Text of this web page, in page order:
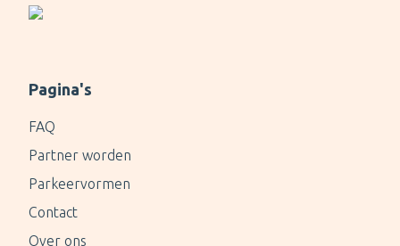
Pagina's
FAQ
Partner worden
Parkeervormen
Contact
Over ons